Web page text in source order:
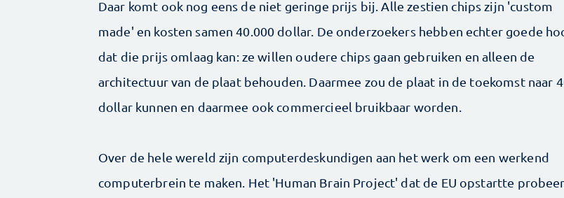
Daar komt ook nog eens de niet geringe prijs bij. Alle zestien chips zijn 'custom
made' en kosten samen 40.000 dollar. De onderzoekers hebben echter goede
dat die prijs omlaag kan: ze willen oudere chips gaan gebruiken en alleen de
architectuur van de plaat behouden. Daarmee zou de plaat in de toekomst naar
dollar kunnen en daarmee ook commercieel bruikbaar worden.
Over de hele wereld zijn computerdeskundigen aan het werk om een werkend
computerbrein te maken. Het 'Human Brain Project' dat de EU opstartte